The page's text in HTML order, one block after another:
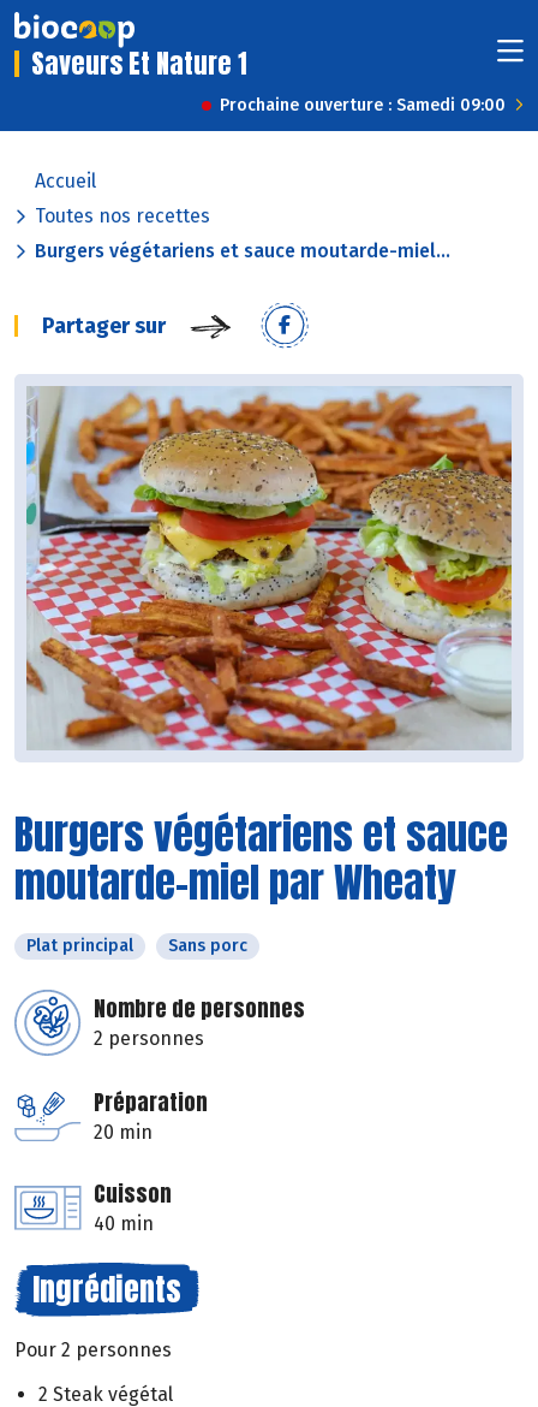
Saveurs Et Nature 1
Prochaine ouverture : Samedi 09:00
Accueil
Toutes nos recettes
Burgers végétariens et sauce moutarde-miel...
Partager sur
Burgers végétariens et sauce
moutarde-miel par Wheaty
Plat principal Sans porc
Nombre de personnes
2 personnes
Préparation
20 min
Cuisson
40 min
Ingrédients
Pour 2 personnes
2 Steak végétal